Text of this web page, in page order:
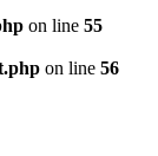
on line 55
on line 56